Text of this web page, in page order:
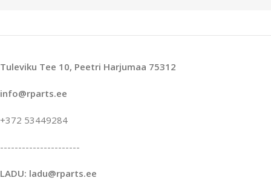
Tuleviku Tee 10, Peetri Harjumaa 75312
info@rparts.ee
+372 53449284
----------------------
LADU: ladu@rparts.ee